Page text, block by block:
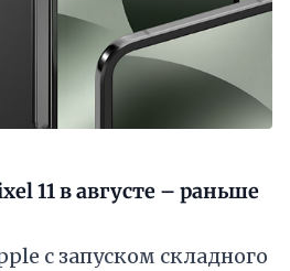
11 в августе – раньше
с запуском складного